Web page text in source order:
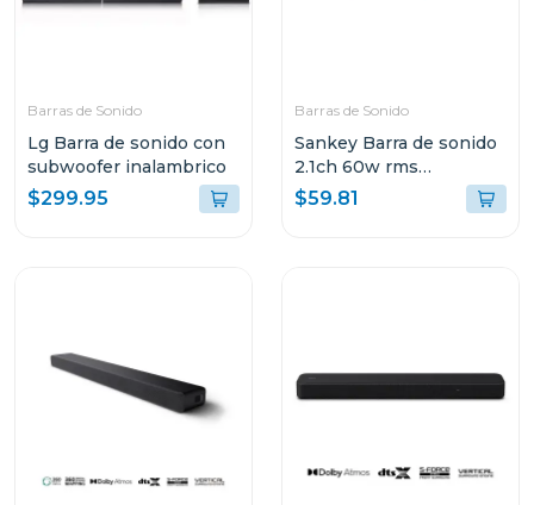
Barras de Sonido
Lg Barra de sonido con
subwoofer inalambrico
$299.95
Barras de Sonido
Sankey Barra de sonido
2.1ch 60w rms
bluetooth hmt62
$59.81